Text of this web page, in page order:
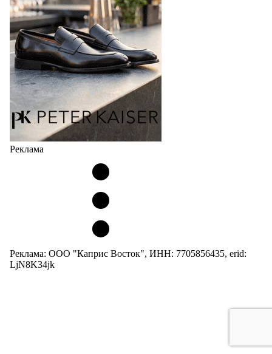
Реклама
Реклама: ООО "Каприс Восток", ИНН: 7705856435, erid:
LjN8K34jk